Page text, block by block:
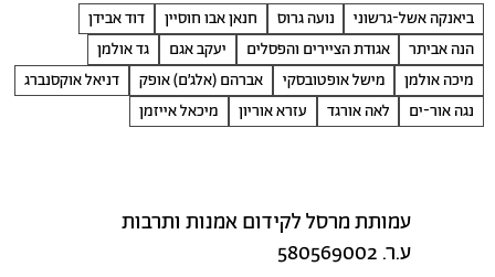
ביאנקה אשל-גרשוני נועה גרוס חנאן אבו חוסיין
דוד אבידן
הנה אביתר
אגודת הציירים והפסלים יעקב אגם
גד אולמן
מיכה אולמן
מישל אופטובסקי אברהם (אלג׳ם) אופק
דניאל אוקסנברג
נגה אור-ים
לאה אורגד עזרא אוריון מיכאל אייזמן
עמותת מרסל לקידום אמנות ותרבות
ע.ר. 580569002